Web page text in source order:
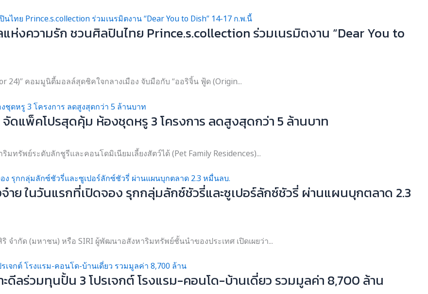
ห่งความรัก ชวนศิลปินไทย Prince.s.collection ร่วมเนรมิตงาน “Dear You to
24)” คอมมูนิตี้มอลล์สุดชิคใจกลางเมือง จับมือกับ “ออริจิ้น ฟู้ด (Origin...
จัดแพ็คโปรสุดคุ้ม ห้องชุดหรู 3 โครงการ ลดสูงสุดกว่า 5 ล้านบาท
รัพย์ระดับลักชูรีและคอนโดมิเนียมเลี้ยงสัตว์ได้ (Pet Family Residences)...
าย ในวันแรกที่เปิดจอง รุกกลุ่มลักซ์ชัวรี่และซูเปอร์ลักซ์ชัวรี่ ผ่านแผนบุกตลาด 2.3
ำกัด (มหาชน) หรือ SIRI ผู้พัฒนาอสังหาริมทรัพย์ชั้นนำของประเทศ เปิดเผยว่า...
ะดีลร่วมทุนปั้น 3 โปรเจกต์ โรงแรม-คอนโด-บ้านเดี่ยว รวมมูลค่า 8,700 ล้าน